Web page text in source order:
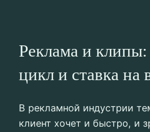
Реклама и
цикл и ставка на
В рекламной индустрии
клиент хочет и быстро, и